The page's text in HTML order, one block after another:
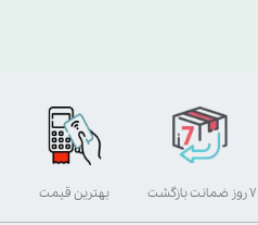
بهترین قیمت ۷ روز ضمانت بازگشت